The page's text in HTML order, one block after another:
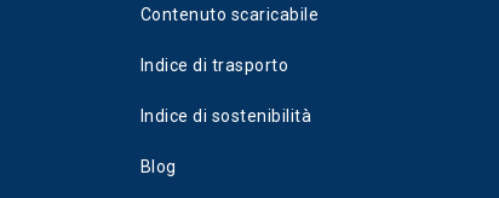
Contenuto scaricabile
Indice di trasporto
Indice di sostenibilità
Blog